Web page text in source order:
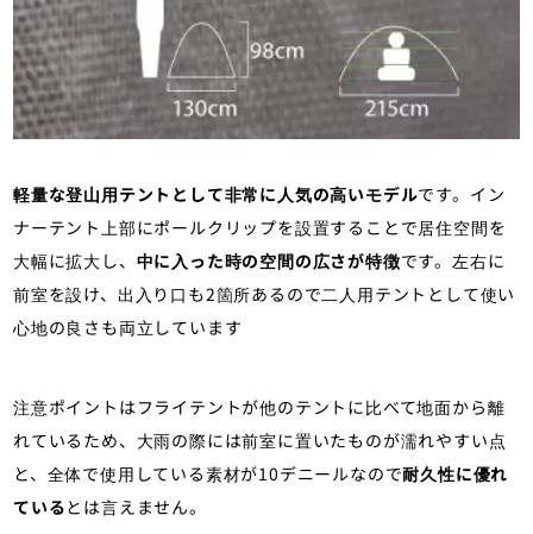
軽量な登山用テントとして非常に人気の高いモデルです。イン
ナーテント上部にポールクリップを設置することで居住空間を
大幅に拡大し、 中に入った時の空間の広さが特徴です。左右に
前室を設け、出入り口も2箇所あるので二人用テントとして使い
心地の良さも両立しています
注意ポイントはフライテントが他のテントに比べて地面から離
れているため、大雨の際には前室に置いたものが濡れやすい点
と、全体で使用している素材が10デニールなので耐久性に優れ
ているとは言えません。